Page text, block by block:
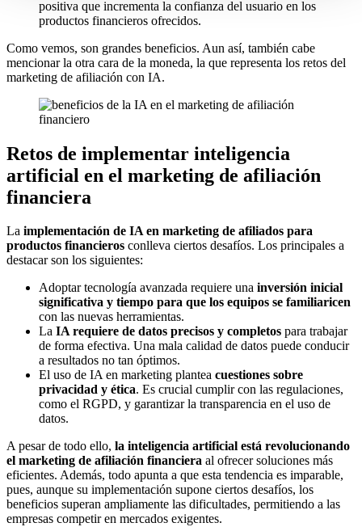
positiva que incrementa la confianza del usuario en los
productos financieros ofrecidos.
Como vemos, son grandes beneficios. Aun así, también cabe
mencionar la otra cara de la moneda, la que representa los retos del
marketing de afiliación con IA.
Retos de implementar inteligencia
artificial en el marketing de afiliación
financiera
La implementación de IA en marketing de afiliados para
productos financieros conlleva ciertos desafíos. Los principales a
destacar son los siguientes:
Adoptar tecnología avanzada requiere una inversión inicial
significativa y tiempo para que los equipos se familiaricen
con las nuevas herramientas.
La IA requiere de datos precisos y completos para trabajar
de forma efectiva. Una mala calidad de datos puede conducir
a resultados no tan óptimos.
El uso de IA en marketing plantea cuestiones sobre
privacidad y ética. Es crucial cumplir con las regulaciones,
como el RGPD, y garantizar la transparencia en el uso de
datos.
A pesar de todo ello, la inteligencia artificial está revolucionando
el marketing de afiliación financiera al ofrecer soluciones más
eficientes. Además, todo apunta a que esta tendencia es imparable,
pues, aunque su implementación supone ciertos desafíos, los
beneficios superan ampliamente las dificultades, permitiendo a las
empresas competir en mercados exigentes.